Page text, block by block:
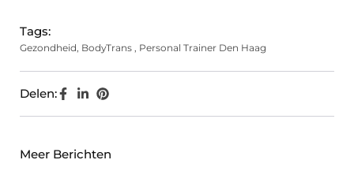
Tags:
Gezondheid, BodyTrans , Personal Trainer Den Haag
Delen:
Meer Berichten